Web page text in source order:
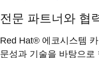
전문 파트너와 협
Red Hat® 에코시스템
문성과 기술을 바탕으로